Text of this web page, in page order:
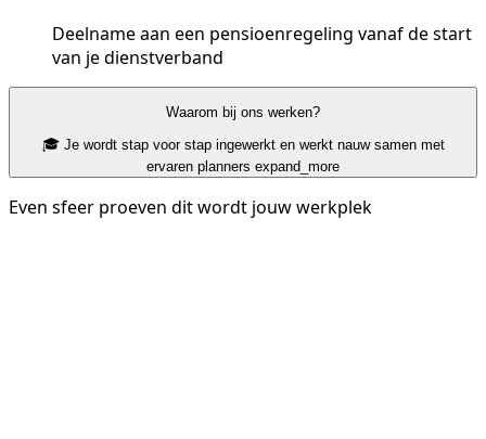
Deelname aan een pensioenregeling vanaf de start
van je dienstverband
Waarom bij ons werken?
🎓 Je wordt stap voor stap ingewerkt en werkt nauw samen met
ervaren planners expand_more
Even sfeer proeven dit wordt jouw werkplek